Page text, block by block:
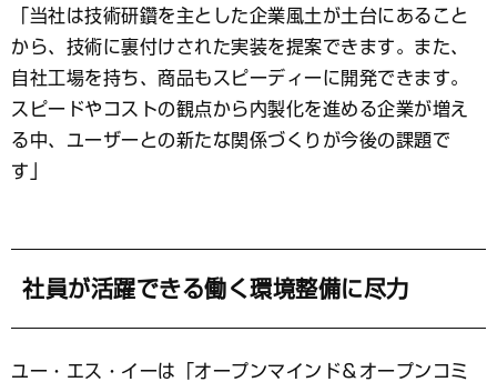
「当社は技術研鑽を主とした企業風土が土台にあること
から、技術に裏付けされた実装を提案できます。また、
自社工場を持ち、商品もスピーディーに開発できます。
スピードやコストの観点から内製化を進める企業が増え
る中、ユーザーとの新たな関係づくりが今後の課題で
す」
社員が活躍できる働く環境整備に尽力
ユー・エス・イーは「オープンマインド＆オープンコミ